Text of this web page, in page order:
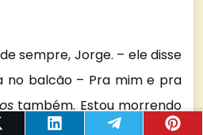
Jorge. – ele disse
no balcão – Pra mim e pra
também. Estou morrendo